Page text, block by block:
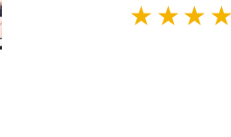
★ ★★ ★